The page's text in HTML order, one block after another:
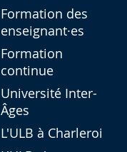
Formation des
enseignant·es
Formation
continue
Université Inter-
Âges
L'ULB à Charleroi